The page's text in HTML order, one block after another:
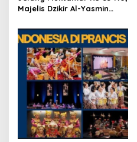
n
Majelis Dzikir Al-Yasmin
Persatuan Bangsa